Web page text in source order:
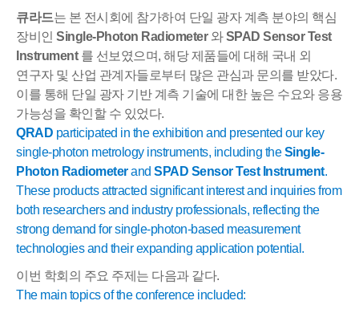
큐라드는 본 전시회에 참가하여 단일 광자 계측 분야의 핵심
장비인 Single-Photon Radiometer 와SPAD Sensor Test
Instrument 를 선보였으며, 해당 제품들에 대해 국내 외
연구자 및 산업 관계자들로부터 많은 관심과 문의를 받았다.
이를 통해 단일 광자 기반 계측 기술에 대한 높은 수요와 응용
가능성을 확인할 수 있었다.
QRAD participated in the exhibition and presented our key
single-photon metrology instruments, including theSingle-
Photon Radiometerand SPAD Sensor Test Instrument.
These products attracted significant interest and inquiries from
both researchers and industry professionals, reflecting the
strong demand for single-photon-based measurement
technologies and their expanding application potential.
이번 학회의 주요 주제는 다음과 같다.
The main topics of the conference included: